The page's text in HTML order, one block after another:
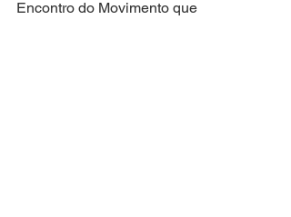
Encontro do Movimento que